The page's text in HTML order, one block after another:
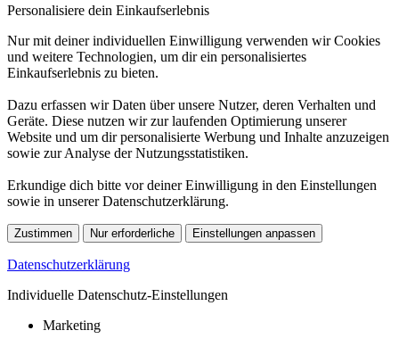
Personalisiere dein Einkaufserlebnis
Nur mit deiner individuellen Einwilligung verwenden wir Cookies
und weitere Technologien, um dir ein personalisiertes
Einkaufserlebnis zu bieten.
Dazu erfassen wir Daten über unsere Nutzer, deren Verhalten und
Geräte. Diese nutzen wir zur laufenden Optimierung unserer
Website und um dir personalisierte Werbung und Inhalte anzuzeigen
sowie zur Analyse der Nutzungsstatistiken.
Erkundige dich bitte vor deiner Einwilligung in den Einstellungen
sowie in unserer Datenschutzerklärung.
Zustimmen Nur erforderliche Einstellungen anpassen
Datenschutzerklärung
Individuelle Datenschutz-Einstellungen
Marketing